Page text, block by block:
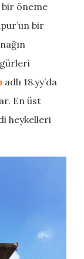
bir öneme
bir
adlı 18.yy’da
En üst
heykelleri